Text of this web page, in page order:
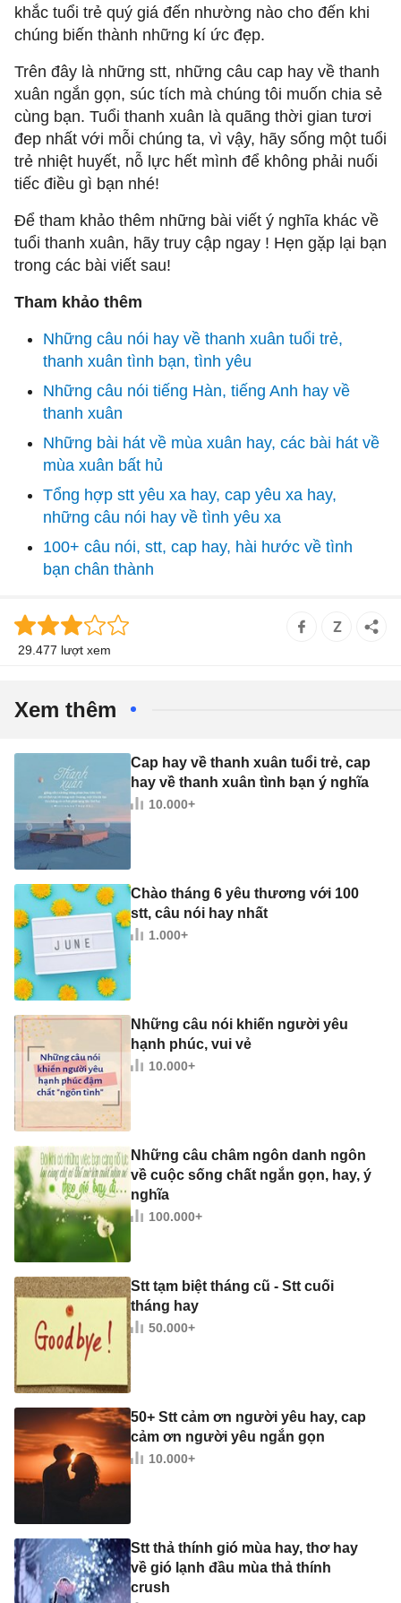
khắc tuổi trẻ quý giá đến nhường nào cho đến khi
chúng biến thành những kí ức đẹp.
Trên đây là những stt, những câu cap hay về thanh
xuân ngắn gọn, súc tích mà chúng tôi muốn chia sẻ
cùng bạn. Tuổi thanh xuân là quãng thời gian tươi
đep nhất với mỗi chúng ta, vì vậy, hãy sống một tuổi
trẻ nhiệt huyết, nỗ lực hết mình để không phải nuối
tiếc điều gì bạn nhé!
Để tham khảo thêm những bài viết ý nghĩa khác về
tuổi thanh xuân, hãy truy cập ngay ! Hẹn gặp lại bạn
trong các bài viết sau!
Tham khảo thêm
Những câu nói hay về thanh xuân tuổi trẻ,
thanh xuân tình bạn, tình yêu
Những câu nói tiếng Hàn, tiếng Anh hay về
thanh xuân
Những bài hát về mùa xuân hay, các bài hát về
mùa xuân bất hủ
Tổng hợp stt yêu xa hay, cap yêu xa hay,
những câu nói hay về tình yêu xa
100+ câu nói, stt, cap hay, hài hước về tình
bạn chân thành
29.477 lượt xem
Xem thêm
Cap hay về thanh xuân tuổi trẻ, cap
hay về thanh xuân tình bạn ý nghĩa
10.000+
Chào tháng 6 yêu thương với 100
stt, câu nói hay nhất
1.000+
Những câu nói khiến người yêu
hạnh phúc, vui vẻ
10.000+
Những câu châm ngôn danh ngôn
về cuộc sống chất ngắn gọn, hay, ý
nghĩa
100.000+
Stt tạm biệt tháng cũ - Stt cuối
tháng hay
50.000+
50+ Stt cảm ơn người yêu hay, cap
cảm ơn người yêu ngắn gọn
10.000+
Stt thả thính gió mùa hay, thơ hay
về gió lạnh đầu mùa thả thính
crush